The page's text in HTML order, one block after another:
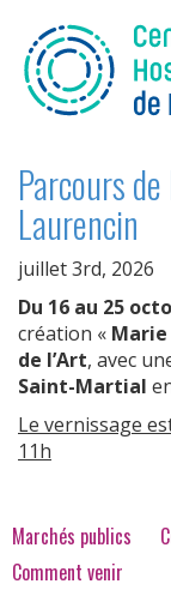
Parcours
Laurencin
juillet 3rd, 2026
Du 16 au 25
création «
de l’Art, avec
Saint-Martial
Le vernissage
11h
Marchés publics
Comment venir